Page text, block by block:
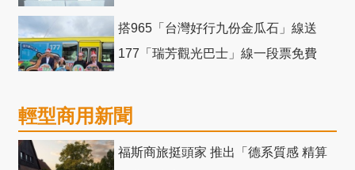
搭965「台灣好行九份金瓜石」線送
177「瑞芳觀光巴士」線一段票免費
輕型商用新聞
福斯商旅挺頭家 推出「德系質感 精算